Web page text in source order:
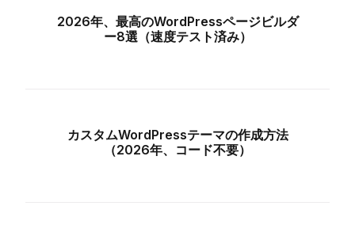
2026年、最高のWordPressページビルダ
ー8選（速度テスト済み）
カスタムWordPressテーマの作成方法
（2026年、コード不要）